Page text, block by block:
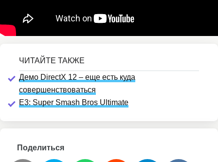
Демо DirectX 12 – еще есть куда
совершенствоваться
E3: Super Smash Bros Ultimate
Поделиться